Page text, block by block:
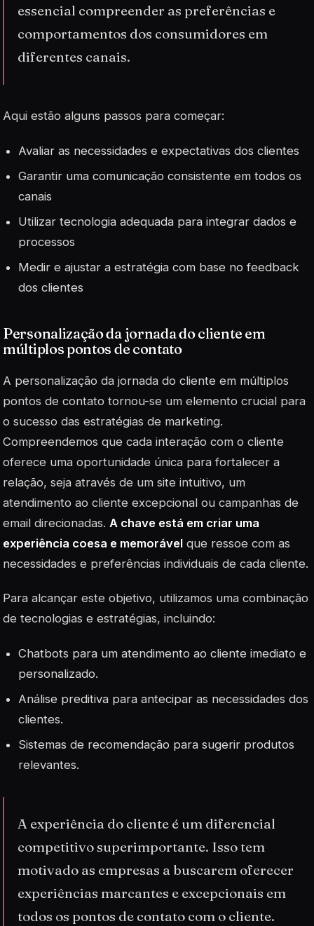
essencial compreender as preferências e
comportamentos dos consumidores em
diferentes canais.
Aqui estão alguns passos para começar:
Avaliar as necessidades e expectativas dos clientes
Garantir uma comunicação consistente em todos os
canais
Utilizartecnologia adequada para integrar dados e
processos
Medir e ajustar a estratégia com base no feedback
dos clientes
Personalização da jornada do cliente em
múltiplos pontos de contato
A personalização da jornada do cliente em múltiplos
pontos de contato tornou-se um elemento crucial para
o sucesso das estratégias de marketing.
Compreendemos que cada interação com o cliente
oferece uma oportunidade única para fortalecer a
relação, seja através de um site intuitivo, um
atendimento ao cliente excepcional ou campanhas de
email direcionadas. A chave está em criar uma
experiência coesa e memorável que ressoe com as
necessidades e preferências individuais de cada cliente.
Para alcançar este objetivo, utilizamos uma combinação
de tecnologias e estratégias, incluindo:
Chatbots para um atendimento ao cliente imediato e
personalizado.
Análise preditiva para antecipar as necessidades dos
clientes.
Sistemas de recomendação para sugerir produtos
relevantes.
A experiência do cliente é um diferencial
competitivo superimportante. Isso tem
motivado as empresas a buscarem oferecer
experiências marcantes e excepcionais em
todos os pontos de contato com o cliente.